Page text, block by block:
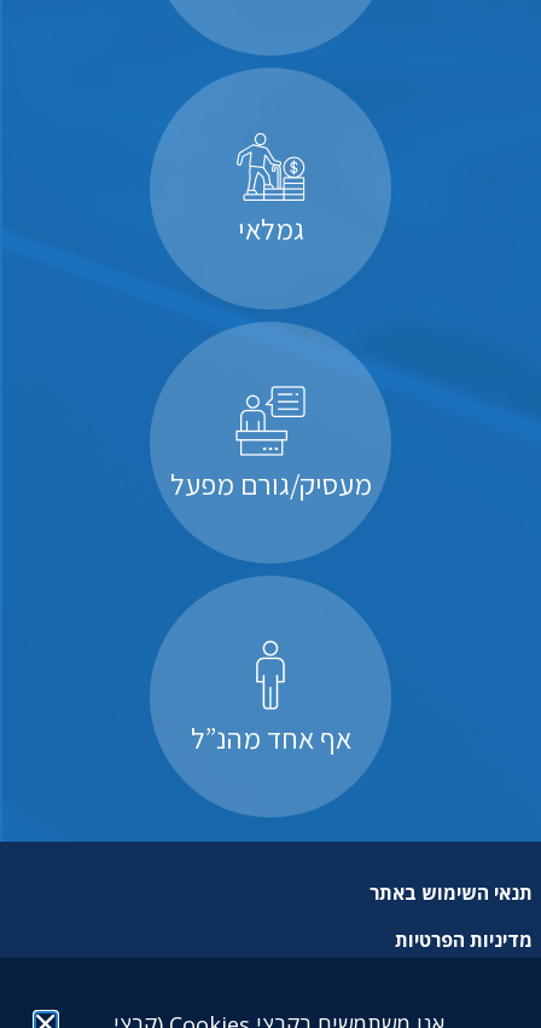
גמלאי
מעסיק/גורם מפעל
אף אחד מהנ”ל
תנאי השימוש באתר
מדיניות הפרטיות